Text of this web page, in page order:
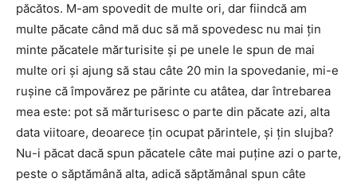
păcătos. M-am spovedit de multe ori, dar fiindcă am
multe păcate când mă duc să mă spovedesc nu mai țin
minte păcatele mărturisite și pe unele le spun de mai
multe ori și ajung să stau câte 20 min la spovedanie, mi-e
rușine că împovărez pe părinte cu atâtea, dar întrebarea
mea este: pot să mărturisesc o parte din păcate azi, alta
data viitoare, deoarece țin ocupat părintele, și țin slujba?
Nu-i păcat dacă spun păcatele câte mai puține azi o parte,
peste o săptămână alta, adică săptămânal spun câte